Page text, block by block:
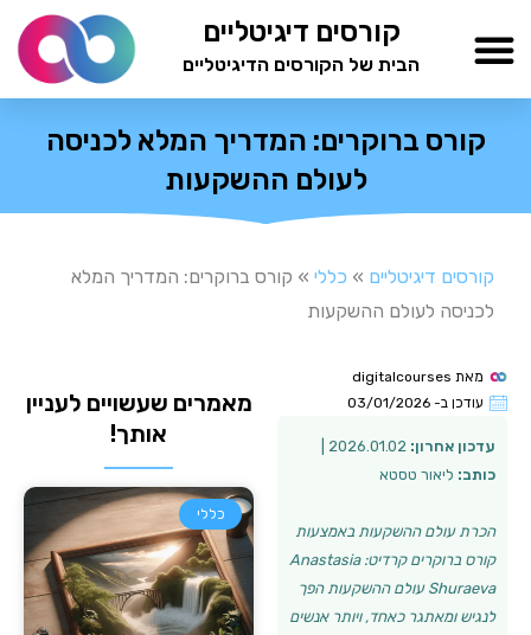
לתוכן
קורסים דיגיטליים
הבית של הקורסים הדיגיטליים
קורס ברוקרים: המדריך המלא לכניסה
לעולם ההשקעות
קורסים דיגיטליים » כללי » קורס ברוקרים: המדריך המלא
לכניסה לעולם ההשקעות
מאת
עודכן ב- 03/01/2026
עדכון אחרון:
כותב: ליאור טסטא
הכרת עולם ההשקעות באמצעות
קורס ברוקרים קרדיט: Anastasia
Shuraeva עולם ההשקעות הפך
לנגיש ומאתגר כאחד, ויותר אנשים
מאמרים שעשויים לעניין
אותך!
כללי